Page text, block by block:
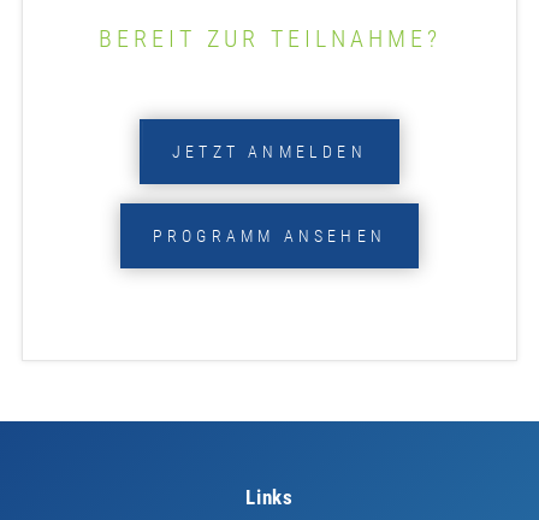
BEREIT ZUR TEILNAHME?
JETZT ANMELDEN
PROGRAMM ANSEHEN
Links